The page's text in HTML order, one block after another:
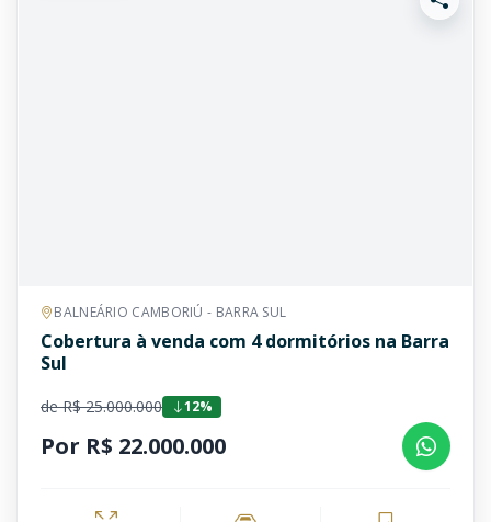
BALNEÁRIO CAMBORIÚ - BARRA SUL
Cobertura à venda com 4 dormitórios na Barra
Sul
de R$ 25.000.000 12%
Por R$ 22.000.000